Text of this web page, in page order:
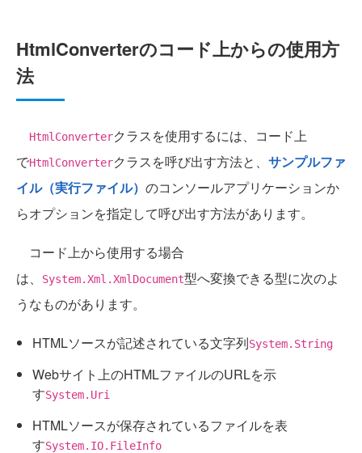
HtmlConverterのコード上からの使用方
法
HtmlConverterクラスを使用するには、コード上
でHtmlConverterクラスを呼び出す方法と、 サンプルファ
イル（実行ファイル） のコンソールアプリケーションか
らオプションを指定して呼び出す方法があります。
コード上から使用する場合
は、
System.Xml.XmlDocument型へ変換できる型に次のよ
うなものがあります。
HTMLソースが記述されている文字列System.String
Webサイト上のHTMLファイルのURLを示
すSystem.Uri
HTMLソースが保存されているファイルを表
すSystem.IO.FileInfo